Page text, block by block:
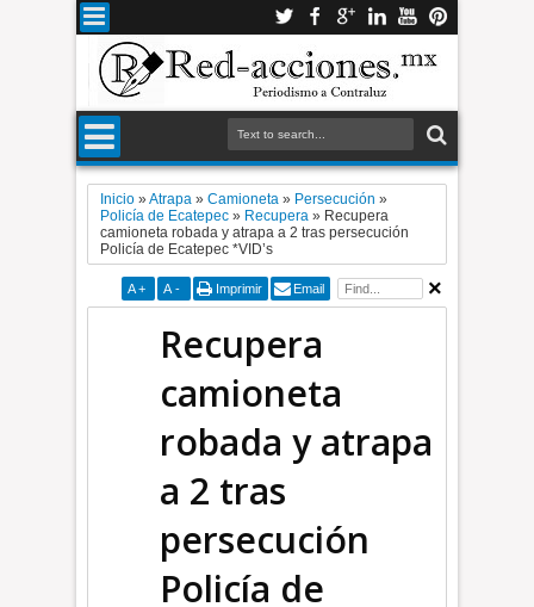
Inicio »Atrapa »Camioneta » Persecución »
Policía de Ecatepec » Recupera » Recupera
camioneta robada y atrapa a 2 tras persecución
Policía de Ecatepec *VID’s
A + A - Imprimir Email
Recupera
camioneta
robada y atrapa
a 2 tras
persecución
Policía de